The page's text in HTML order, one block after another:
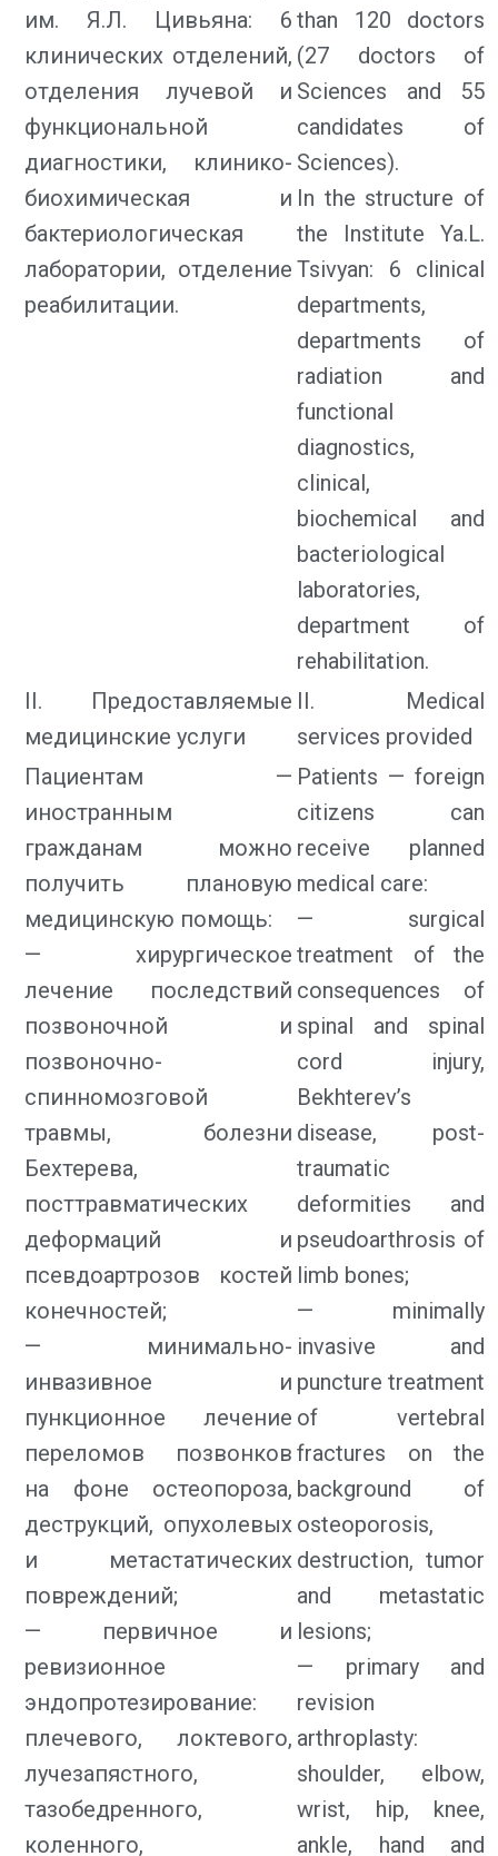
им. Я.Л. Цивьяна: 6
клинических отделений,
отделения лучевой и
функциональной
диагностики, клинико-
биохимическая и
бактериологическая
лаборатории, отделение
реабилитации.
than 120 doctors
(27 doctors of
Sciences and 55
candidates of
Sciences).
In the structure of
the Institute Ya.L.
Tsivyan: 6 clinical
departments,
departments of
radiation and
functional
diagnostics,
clinical,
biochemical and
bacteriological
laboratories,
department of
rehabilitation.
II. Предоставляемые
медицинские услуги
II. Medical
services provided
Пациентам —
иностранным
гражданам можно
получить плановую
медицинскую помощь:
— хирургическое
лечение последствий
позвоночной и
позвоночно-
спинномозговой
травмы, болезни
Бехтерева,
посттравматических
деформаций и
псевдоартрозов костей
конечностей;
— минимально-
инвазивное и
пункционное лечение
переломов позвонков
на фоне остеопороза,
деструкций, опухолевых
и метастатических
повреждений;
— первичное и
ревизионное
эндопротезирование:
плечевого, локтевого,
лучезапястного,
тазобедренного,
коленного,
Patients — foreign
citizens can
receive planned
medical care:
— surgical
treatment of the
consequences of
spinal and spinal
cord injury,
Bekhterev’s
disease, post-
traumatic
deformities and
pseudoarthrosis of
limb bones;
— minimally
invasive and
puncture treatment
of vertebral
fractures on the
background of
osteoporosis,
destruction, tumor
and metastatic
lesions;
— primary and
revision
arthroplasty:
shoulder, elbow,
wrist, hip, knee,
ankle, hand and